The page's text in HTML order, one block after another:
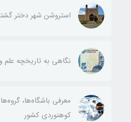
استروشن شهر دختر
نگاهی به تاریخچه علم
معرفی باشگاه‌ها،
کوهنوردی کشور